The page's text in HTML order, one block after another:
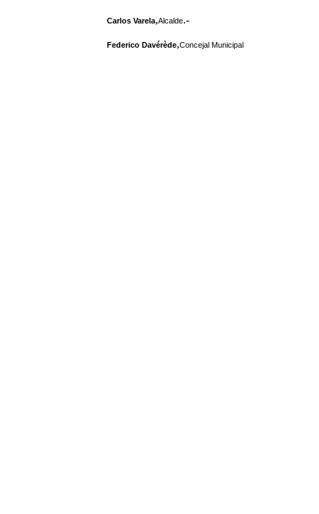
Carlos Varela,Alcalde.-
Federico Davérède,Concejal Municipal